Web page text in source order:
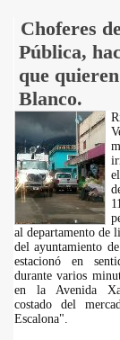
Choferes
Pública,
que
Blanco.
al departamento de
del ayuntamiento
estacionó en
durante varios
en la Avenida
costado del
Escalona".